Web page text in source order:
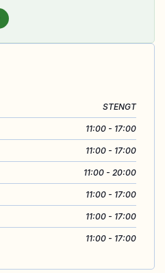
STENGT
11:00 - 17:00
11:00 - 17:00
11:00 - 20:00
11:00 - 17:00
11:00 - 17:00
11:00 - 17:00